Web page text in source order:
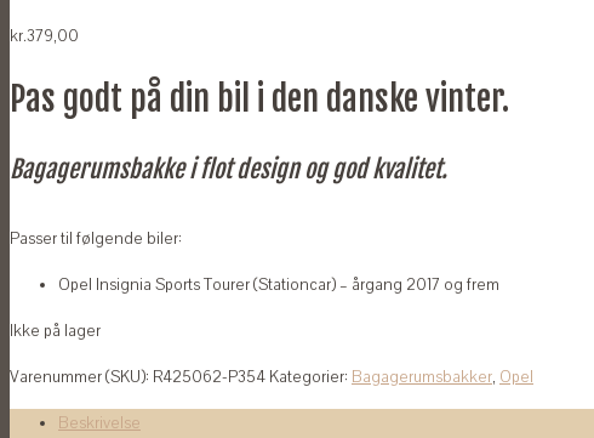
kr.379,00
Pas godt på din bil i den danske vinter.
Bagagerumsbakke i flot design og god kvalitet.
Passer til følgende biler:
Opel Insignia Sports Tourer (Stationcar) – årgang 2017 og frem
Ikke på lager
Varenummer (SKU): R425062-P354 Kategorier: Bagagerumsbakker, Opel
Beskrivelse